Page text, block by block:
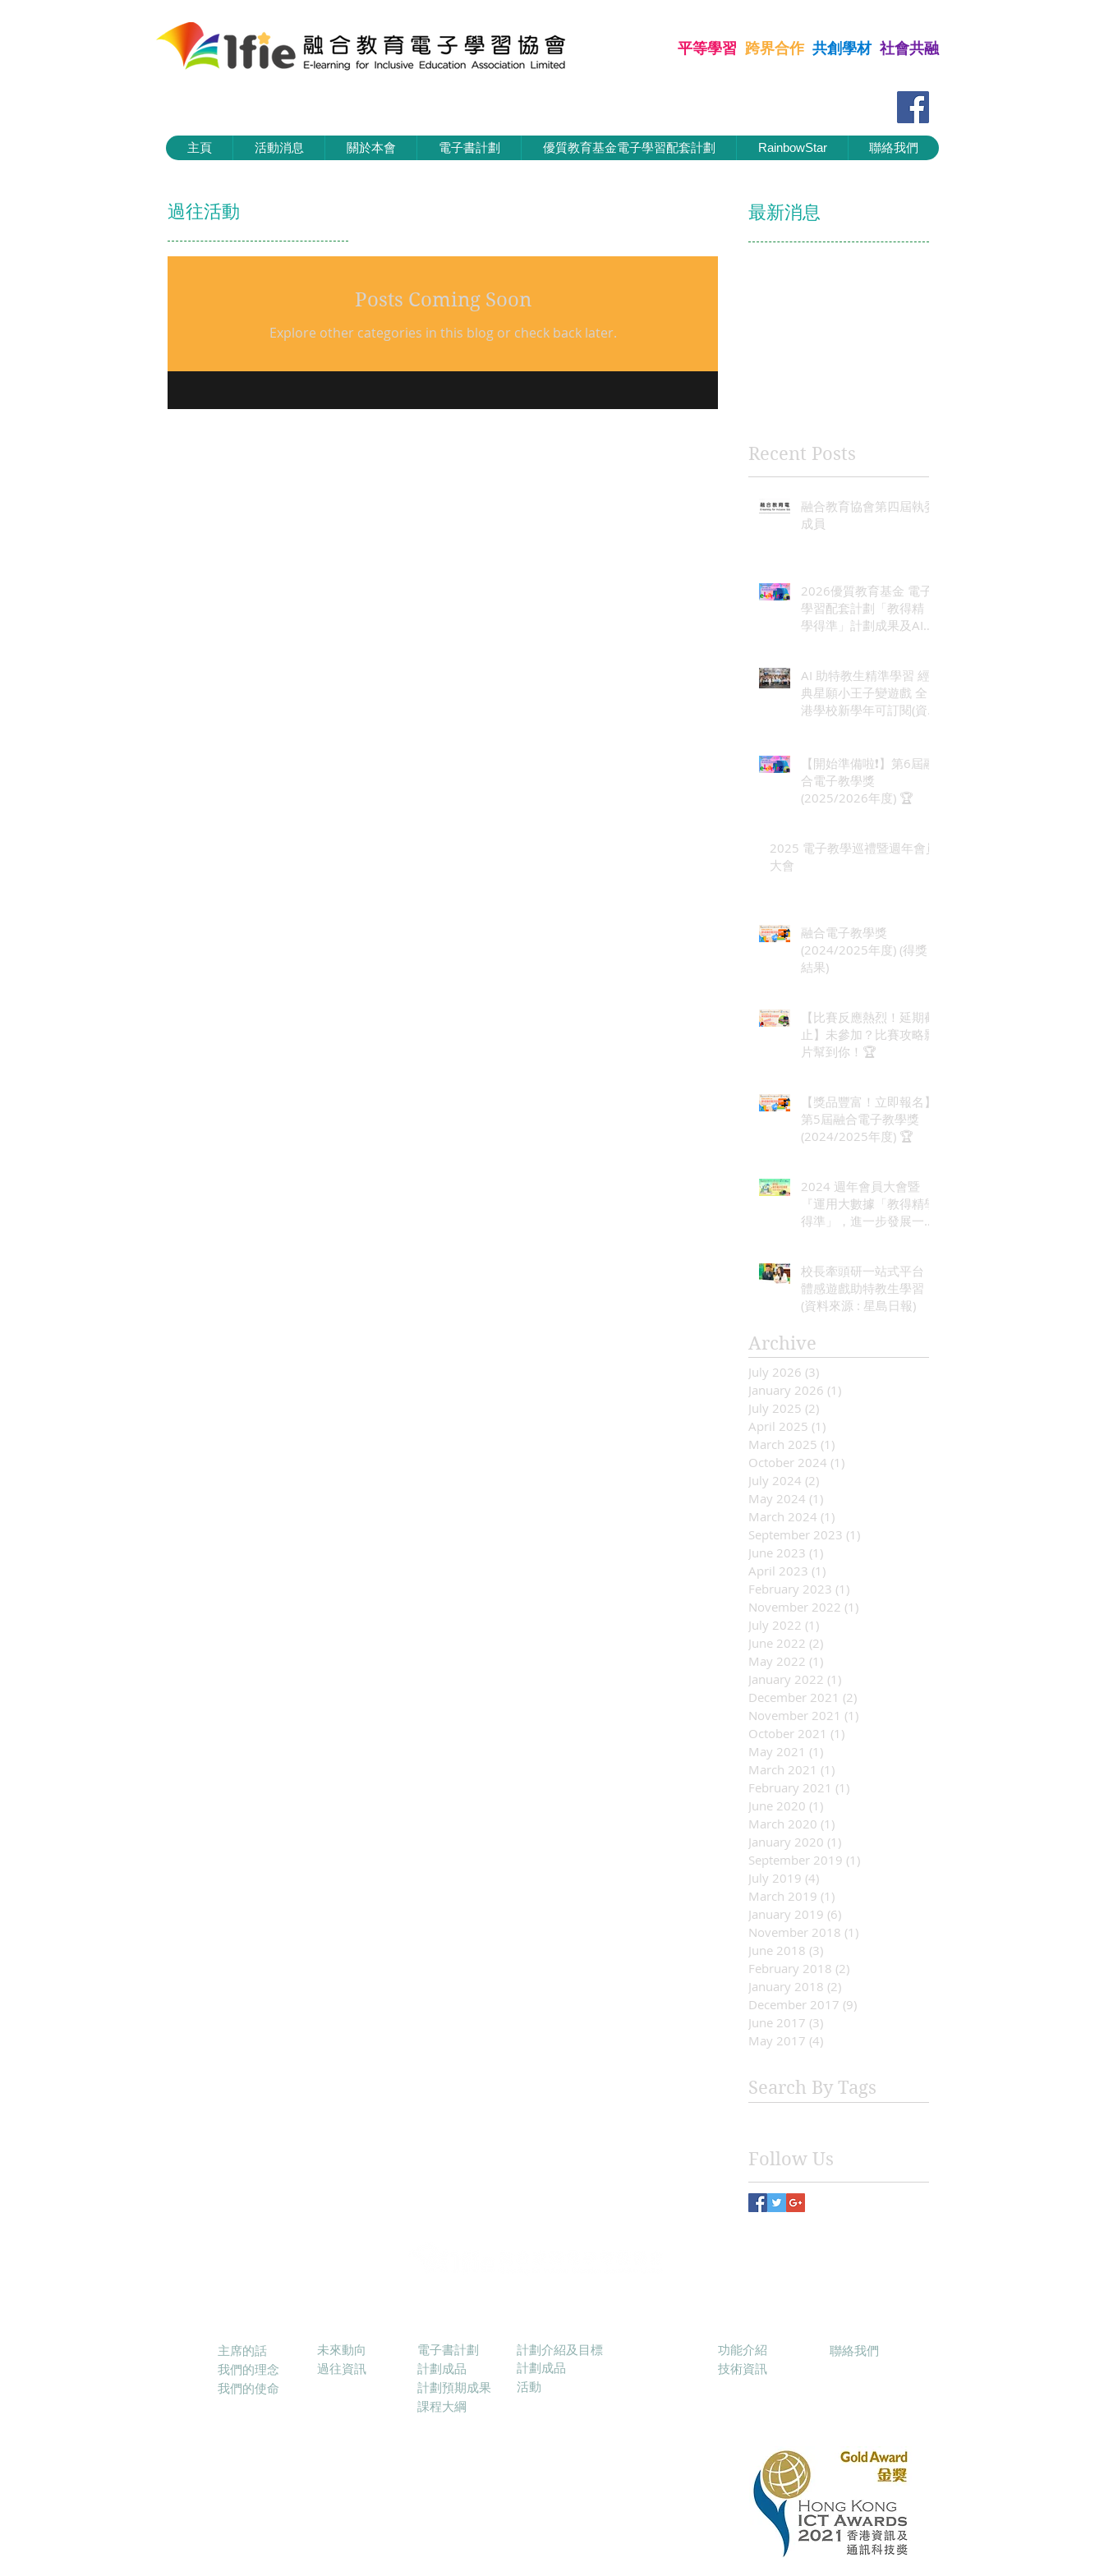
平等學習 跨界合作 共創學材 社會共融
平等學習 跨界合作 共創學材 社會共融
主頁 活動消息 關於本會 電子書計劃 優質教育基金電子學習配套計劃 RainbowStar 聯絡我們
過往活動
Posts Coming Soon
Explore other categories in this blog or check back later.
最新消息
Recent Posts
融合教育協會第四屆執委
成員
2026優質教育基金 電子
學習配套計劃「教得精
學得準」計劃成果及AI功
AI 助特教生精準學習 經
典星願小王子變遊戲 全
港學校新學年可訂閱(資
【開始準備啦❗】第6屆融
合電子教學獎
(2025/2026年度) 🏆
2025 電子教學巡禮暨週年會員
大會
融合電子教學獎
(2024/2025年度) (得獎
結果)
【比賽反應熱烈！延期截
止】未參加？比賽攻略影
片幫到你！🏆
【獎品豐富！立即報名】
第5屆融合電子教學獎
(2024/2025年度) 🏆
2024 週年會員大會暨
『運用大數據「教得精學
得準」，進一步發展一站
要』計劃啟動禮
校長牽頭研一站式平台
體感遊戲助特教生學習
(資料來源 : 星島日報)
Archive
July 2026 (3)
January 2026 (1)
July 2025 (2)
April 2025 (1)
March 2025 (1)
October 2024 (1)
July 2024 (2)
May 2024 (1)
March 2024 (1)
September 2023 (1)
June 2023 (1)
April 2023 (1)
February 2023 (1)
November 2022 (1)
July 2022 (1)
June 2022 (2)
May 2022 (1)
January 2022 (1)
December 2021 (2)
November 2021 (1)
October 2021 (1)
May 2021 (1)
March 2021 (1)
February 2021 (1)
June 2020 (1)
March 2020 (1)
January 2020 (1)
September 2019 (1)
July 2019 (4)
March 2019 (1)
January 2019 (6)
November 2018 (1)
June 2018 (3)
February 2018 (2)
January 2018 (2)
December 2017 (9)
June 2017 (3)
May 2017 (4)
Search By Tags
Follow Us
主席的話
我們的理念
我們的使命
未來動向
過往資訊
電子書計劃
計劃成品
計劃預期成果
課程大綱
計劃介紹及目標
計劃成品
活動
功能介紹
​技術資訊
聯絡我們